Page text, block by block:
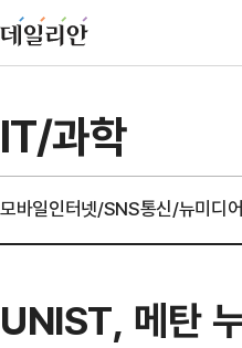
IT/과학
모바일인터넷/SNS통신/뉴미디어
UNIST, 메탄